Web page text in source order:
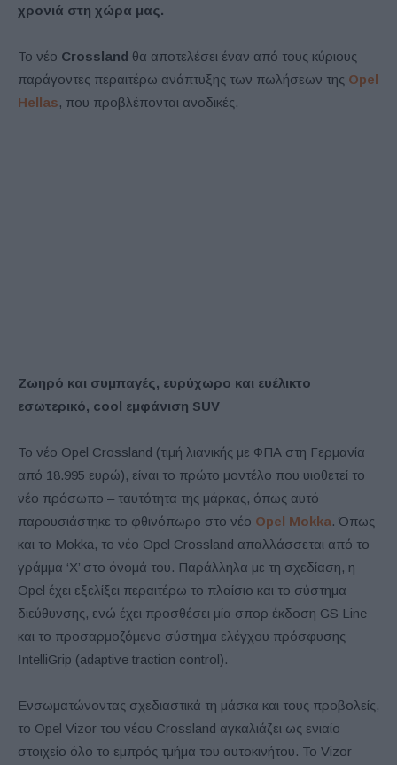
χρονιά στη χώρα μας.
Το νέο Crossland θα αποτελέσει έναν από τους κύριους
παράγοντες περαιτέρω ανάπτυξης των πωλήσεων της Opel
Hellas, που προβλέπονται ανοδικές.
Ζωηρό και συμπαγές, ευρύχωρο και ευέλικτο
εσωτερικό, cool εμφάνιση SUV
Το νέο Opel Crossland (τιμή λιανικής με ΦΠΑ στη Γερμανία
από 18.995 ευρώ), είναι το πρώτο μοντέλο που υιοθετεί το
νέο πρόσωπο – ταυτότητα της μάρκας, όπως αυτό
παρουσιάστηκε το φθινόπωρο στο νέο Opel Mokka. Όπως
και το Mokka, το νέο Opel Crossland απαλλάσσεται από το
γράμμα ‘X’ στο όνομά του. Παράλληλα με τη σχεδίαση, η
Opel έχει εξελίξει περαιτέρω το πλαίσιο και το σύστημα
διεύθυνσης, ενώ έχει προσθέσει μία σπορ έκδοση GS Line
και το προσαρμοζόμενο σύστημα ελέγχου πρόσφυσης
IntelliGrip (adaptive traction control).
Ενσωματώνοντας σχεδιαστικά τη μάσκα και τους προβολείς,
το Opel Vizor του νέου Crossland αγκαλιάζει ως ενιαίο
στοιχείο όλο το εμπρός τμήμα του αυτοκινήτου. Το Vizor